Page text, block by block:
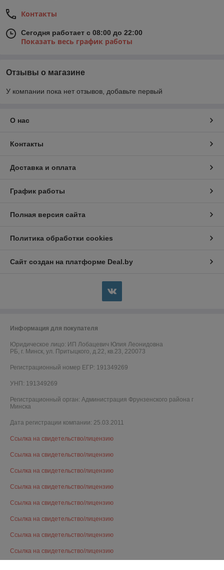
Контакты
Сегодня работает с 08:00 до 22:00
Показать весь график работы
Отзывы о магазине
У компании пока нет отзывов, добавьте первый
О нас
Контакты
Доставка и оплата
График работы
Полная версия сайта
Политика обработки cookies
Сайт создан на платформе Deal.by
Информация для покупателя
Юридическое лицо: ИП Лобацевич Юлия Леонидовна
РБ, г. Минск, ул. Притыцкого, д.22, кв.23, 220073
Регистрационный номер ЕГР: 191349269
УНП: 191349269
Регистрационный орган: Администрация Фрунзенского района г
Минска
Дата регистрации компании: 25.03.2011
Ссылка на свидетельство/лицензию
Ссылка на свидетельство/лицензию
Ссылка на свидетельство/лицензию
Ссылка на свидетельство/лицензию
Ссылка на свидетельство/лицензию
Ссылка на свидетельство/лицензию
Ссылка на свидетельство/лицензию
Ссылка на свидетельство/лицензию